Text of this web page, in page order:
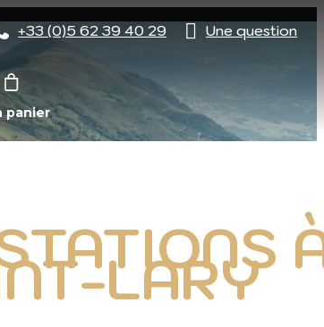
+33 (0)5 62 39 40 29 Une question
panier
LARY